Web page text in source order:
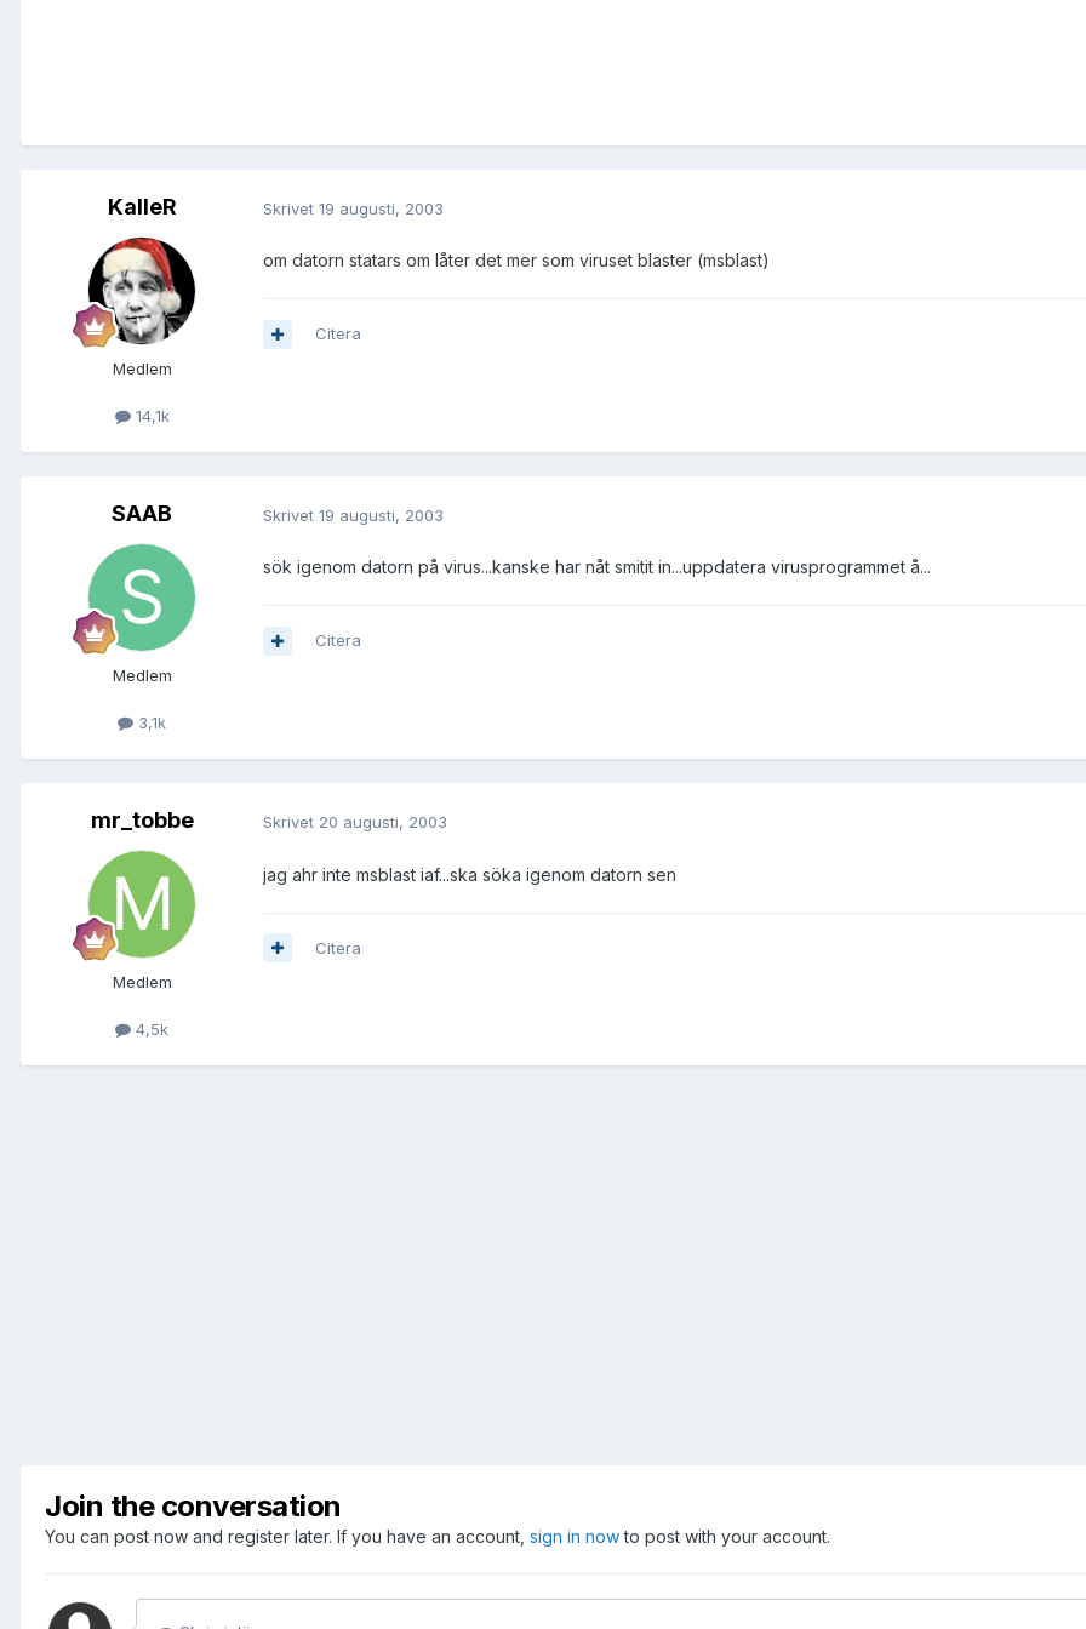
KalleR
Medlem
14,1k
Skrivet 19 augusti, 2003
om datorn statars om låter det mer som viruset blaster (msblast)
Citera
SAAB
Medlem
3,1k
Skrivet 19 augusti, 2003
sök igenom datorn på virus...kanske har nåt smitit in...uppdatera virusprogrammet å...
Citera
mr_tobbe
Medlem
4,5k
Skrivet 20 augusti, 2003
jag ahr inte msblast iaf...ska söka igenom datorn sen
Citera
Join the conversation
You can post now and register later. If you have an account, sign in nowto post with your account.